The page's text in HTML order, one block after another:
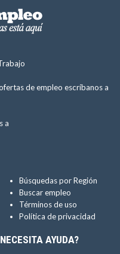
de empleo escríbanos a
a
Búsquedas por Región
Buscar empleo
Términos de uso
Política de privacidad
AYUDA?